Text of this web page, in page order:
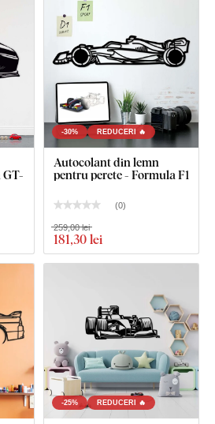
– spre deosebire de autocolantele
european de emisii E1– este
(inclusiv camera copiilor).
pachet?
perete - Chevrolet Impala
GT-
-30% REDUCERI 🔥
Autocolant din lemn
pentru perete - Formula F1
(0)
181,30 lei
259,00 lei
-25% REDUCERI 🔥